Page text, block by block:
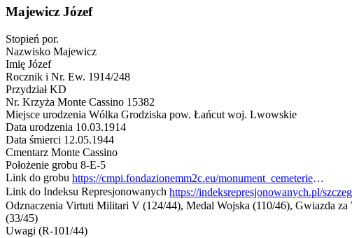
Majewicz Józef
Stopień por.
Nazwisko Majewicz
Imię Józef
Rocznik i Nr. Ew. 1914/248
Przydział KD
Nr. Krzyża Monte Cassino 15382
Miejsce urodzenia Wólka Grodziska pow. Łańcut woj. Lwowskie
Data urodzenia 10.03.1914
Data śmierci 12.05.1944
Cmentarz Monte Cassino
Położenie grobu 8-E-5
Link do grobu
https://cmpi.fondazionemm2c.eu/monument_cemeteries_item.asp?id=1595
Link do Indeksu Represjonowanych
Odznaczenia Virtuti Militari V (124/44), Medal Wojska (110/46), Gwiazda
(33/45)
Uwagi (R-101/44)